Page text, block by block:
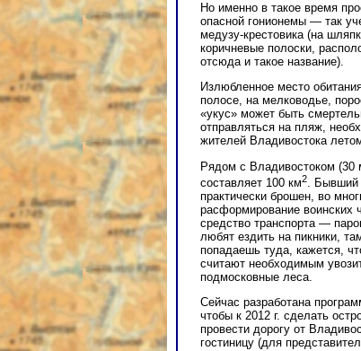
Но именно в такое время
опасной гонионемы — так
медузу-крестовика (на
коричневые полоски,
отсюда и такое название).
Излюбленное место
полосе, на мелководье,
«укус» может быть
отправляться на пляж,
жителей Владивостока
Рядом с Владивостоком (30
составляет 100 км2. Бывший
практически брошен, во
расформирование воинских
средство транспорта —
любят ездить на пикники,
попадаешь туда, кажется,
считают необходимым
подмосковные леса.
Сейчас разработана
чтобы к 2012 г. сделать
провести дорогу от
гостиницу (для